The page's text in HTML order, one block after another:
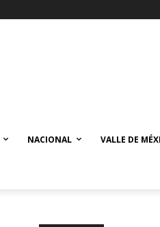
NACIONAL VALLE DE